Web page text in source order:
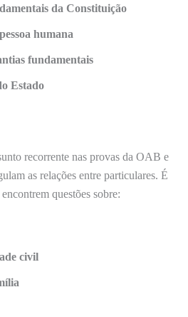
da Constituição
humana
fundamentais
Estado
recorrente nas provas da OAB e
as relações entre particulares. É
questões sobre:
civil